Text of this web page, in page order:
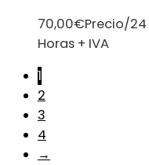
70,00€Precio/24
Horas + IVA
1
2
3
4
→